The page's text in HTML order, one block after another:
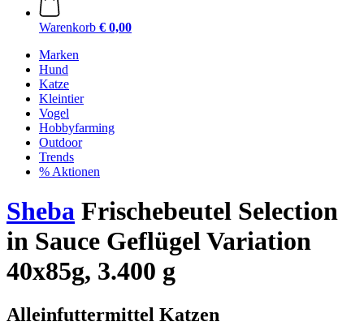
Warenkorb € 0,00
Marken
Hund
Katze
Kleintier
Vogel
Hobbyfarming
Outdoor
Trends
% Aktionen
Sheba Frischebeutel Selection
in Sauce Geflügel Variation
40x85g, 3.400 g
Alleinfuttermittel Katzen